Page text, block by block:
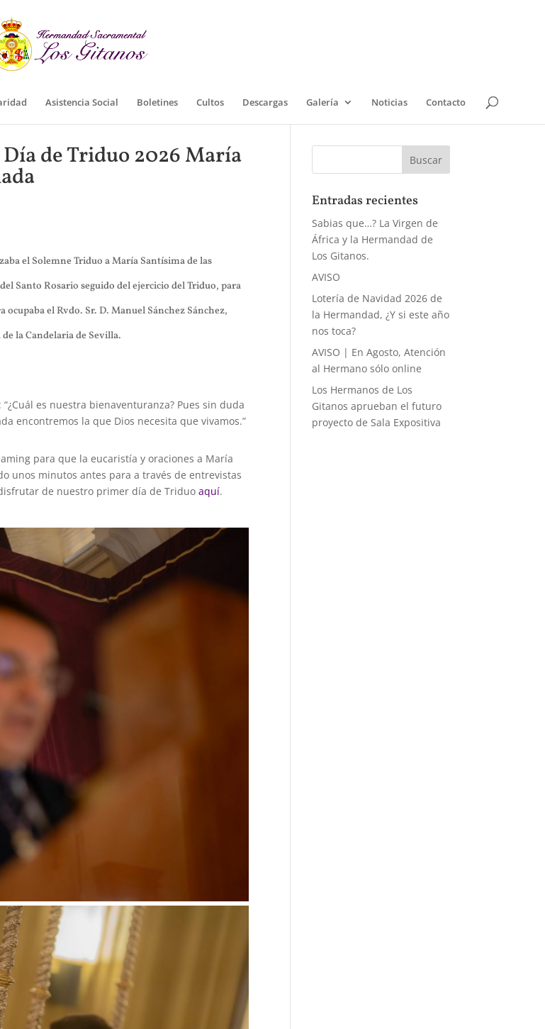
Asistencia Social Boletines Cultos Descargas Galería Noticias Contacto
de Triduo 2026 María
el Solemne Triduo a María Santísima de las
Santo Rosario seguido del ejercicio del Triduo, para
el Rvdo. Sr. D. Manuel Sánchez Sánchez,
la Candelaria de Sevilla.
es nuestra bienaventuranza? Pues sin duda
encontremos la que Dios necesita que vivamos.”
para que la eucaristía y oraciones a María
unos minutos antes para a través de entrevistas
de nuestro primer día de Triduoaquí.
Entradas recientes
Sabias que…? La Virgen de
África y la Hermandad de
Los Gitanos.
AVISO
Lotería de Navidad 2026 de
la Hermandad, ¿Y si este año
nos toca?
AVISO | En Agosto, Atención
al Hermano sólo online
Los Hermanos de Los
Gitanos aprueban el futuro
proyecto de Sala Expositiva